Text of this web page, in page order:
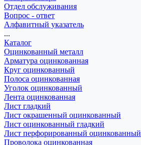
Отдел обслуживания
Вопрос - ответ
Алфавитный указатель
...
Каталог
Оцинкованный металл
Арматура оцинкованная
Круг оцинкованный
Полоса оцинкованная
Уголок оцинкованный
Лента оцинкованная
Лист гладкий
Лист окрашенный оцинкованный
Лист оцинкованный гладкий
Лист перфорированный оцинкованный
Проволока оцинкованная